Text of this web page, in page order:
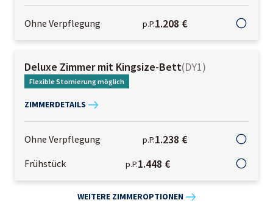
Ohne Verpflegung p.P.1.208 €
Deluxe Zimmer mit Kingsize-Bett(DY1)
Flexible Stornierung möglich
ZIMMERDETAILS
Ohne Verpflegung p.P.1.238 €
Frühstück p.P.1.448 €
WEITERE ZIMMEROPTIONEN